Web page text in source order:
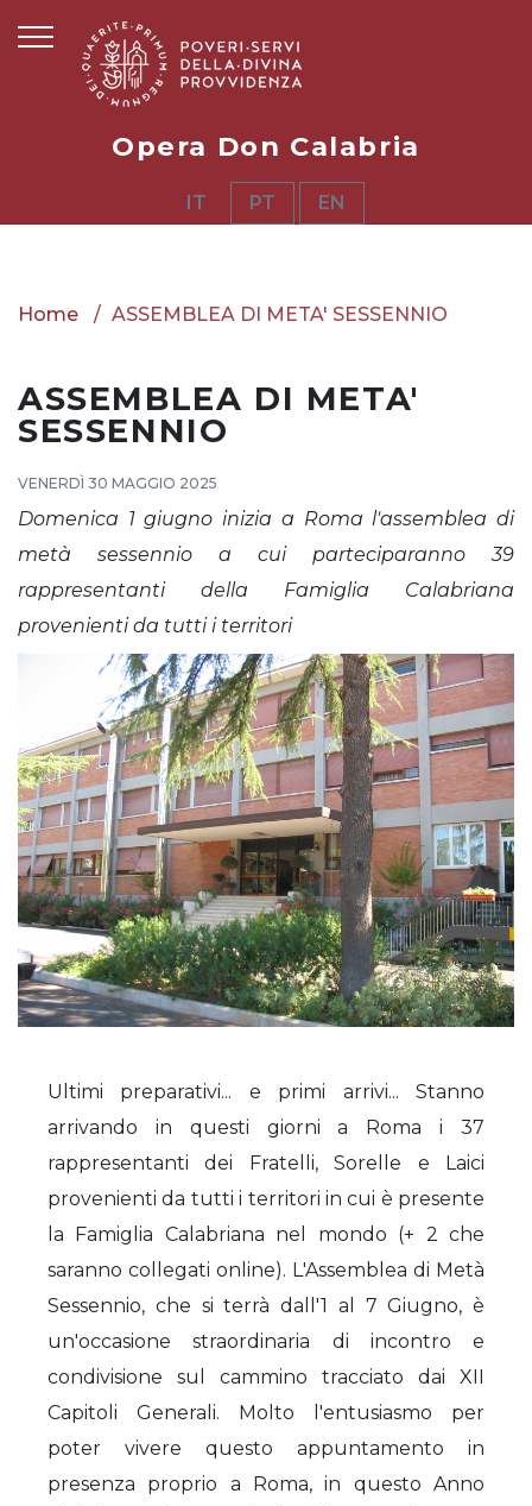
Opera Don Calabria
IT PT EN
Home ASSEMBLEA DI META' SESSENNIO
ASSEMBLEA DI META'
SESSENNIO
VENERDÌ 30 MAGGIO 2025
Domenica 1 giugno inizia a Roma l'assemblea di
metà sessennio a cui parteciparanno 39
rappresentanti della Famiglia Calabriana
provenienti da tutti i territori
Ultimi preparativi... e primi arrivi... Stanno
arrivando in questi giorni a Roma i 37
rappresentanti dei Fratelli, Sorelle e Laici
provenienti da tutti i territori in cui è presente
la Famiglia Calabriana nel mondo (+ 2 che
saranno collegati online). L'Assemblea di Metà
Sessennio, che si terrà dall'1 al 7 Giugno, è
un'occasione straordinaria di incontro e
condivisione sul cammino tracciato dai XII
Capitoli Generali. Molto l'entusiasmo per
poter vivere questo appuntamento in
presenza proprio a Roma, in questo Anno